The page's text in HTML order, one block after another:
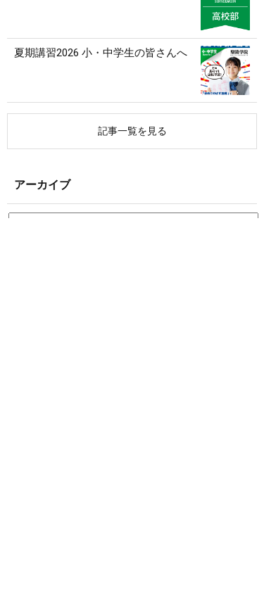
夏期講習2026 小・中学生の皆さんへ
記事一覧を見る
アーカイブ